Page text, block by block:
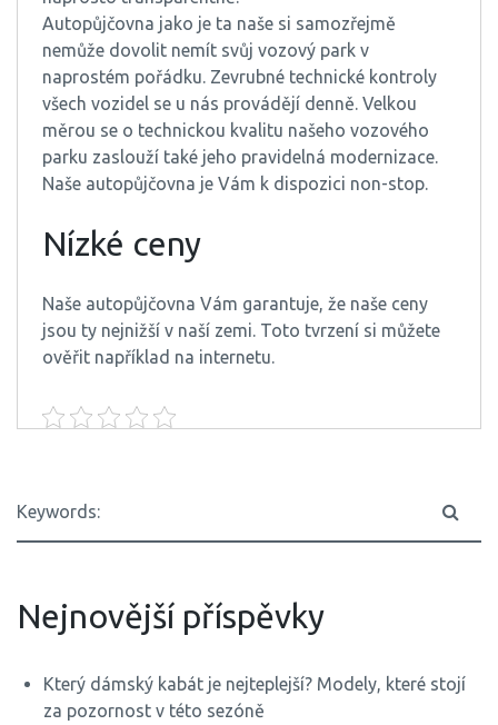
Autopůjčovna jako je ta naše si samozřejmě
nemůže dovolit nemít svůj vozový park v
naprostém pořádku. Zevrubné technické kontroly
všech vozidel se u nás provádějí denně. Velkou
měrou se o technickou kvalitu našeho vozového
parku zaslouží také jeho pravidelná modernizace.
Naše autopůjčovna je Vám k dispozici non-stop.
Nízké ceny
Naše autopůjčovna Vám garantuje, že naše ceny
jsou ty nejnižší v naší zemi. Toto tvrzení si můžete
ověřit například na internetu.
Nejnovější příspěvky
Který dámský kabát je nejteplejší? Modely, které stojí
za pozornost v této sezóně